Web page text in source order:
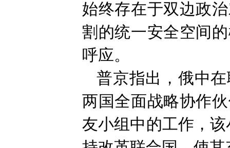
始终存在于双边政
割的统一安全空间
呼应。
普京指出，俄中
两国全面战略协作
友小组中的工作，